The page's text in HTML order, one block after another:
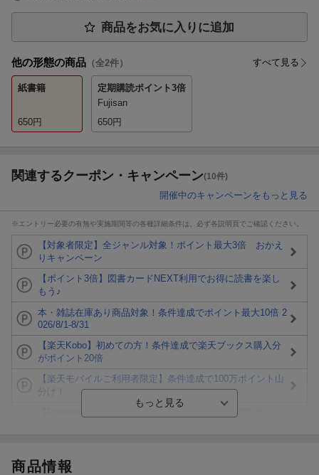
商品をお気に入りに追加
他の形態の商品 （全2件） すべて見る
紙書籍
650円
定期購読ポイント3倍
Fujisan
650円
関連するクーポン・キャンペーン(10件)
開催中のキャンペーンをもっと見る
※エントリー必要の有無や実施期間等の各種詳細条件は、必ず各説明頁でご確認ください。
【対象者限定】全ジャンル対象！ポイント最大3倍 おかえ
りキャンペーン
【ポイント3倍】図書カードNEXT利用でお得に読書を楽し
もう♪
本・雑誌在庫あり商品対象！条件達成でポイント最大10倍 2
026/8/1-8/31
【楽天Kobo】初めての方！条件達成で楽天ブックス購入分
がポイント20倍
【楽天モバイルご利用者限定】条件達成で100万ポイント山
分け！
が当たる！
商品情報